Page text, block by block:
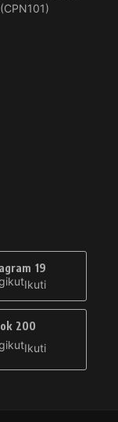
19
Ikuti
200
Ikuti